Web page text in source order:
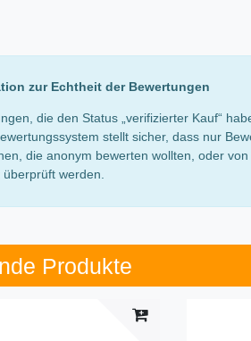
zur Echtheit der Bewertungen
die den Status „verifizierter Kauf“
stellt sicher, dass nur
die anonym bewerten wollten, oder
überprüft werden.
Produkte